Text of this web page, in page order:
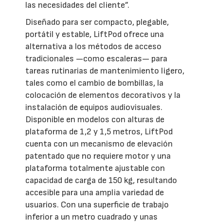
las necesidades del cliente”.
Diseñado para ser compacto, plegable,
portátil y estable, LiftPod ofrece una
alternativa a los métodos de acceso
tradicionales —como escaleras— para
tareas rutinarias de mantenimiento ligero,
tales como el cambio de bombillas, la
colocación de elementos decorativos y la
instalación de equipos audiovisuales.
Disponible en modelos con alturas de
plataforma de 1,2 y 1,5 metros, LiftPod
cuenta con un mecanismo de elevación
patentado que no requiere motor y una
plataforma totalmente ajustable con
capacidad de carga de 150 kg, resultando
accesible para una amplia variedad de
usuarios. Con una superficie de trabajo
inferior a un metro cuadrado y unas